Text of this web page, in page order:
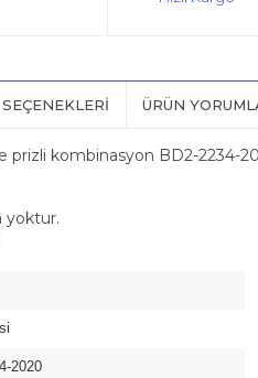
ÜRÜN
prizli kombinasyon BD2-2234-
yoktur.
2020